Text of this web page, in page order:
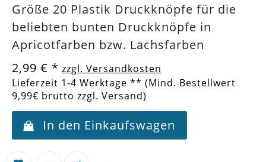
Größe 20 Plastik Druckknöpfe für die
beliebten bunten Druckknöpfe in
Apricotfarben bzw. Lachsfarben
2,99 € * zzgl. Versandkosten
Lieferzeit 1-4 Werktage ** (Mind. Bestellwert
9,99€ brutto zzgl. Versand)
In den Einkaufswagen